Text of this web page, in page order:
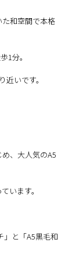
和空間で本格
1分。
近いです。
、大人気のA5
います。
」と「A5黒毛和